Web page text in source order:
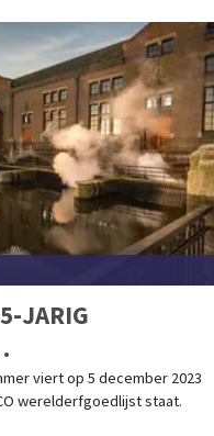
JARIG
viert op 5 december 2023
werelderfgoedlijst staat.